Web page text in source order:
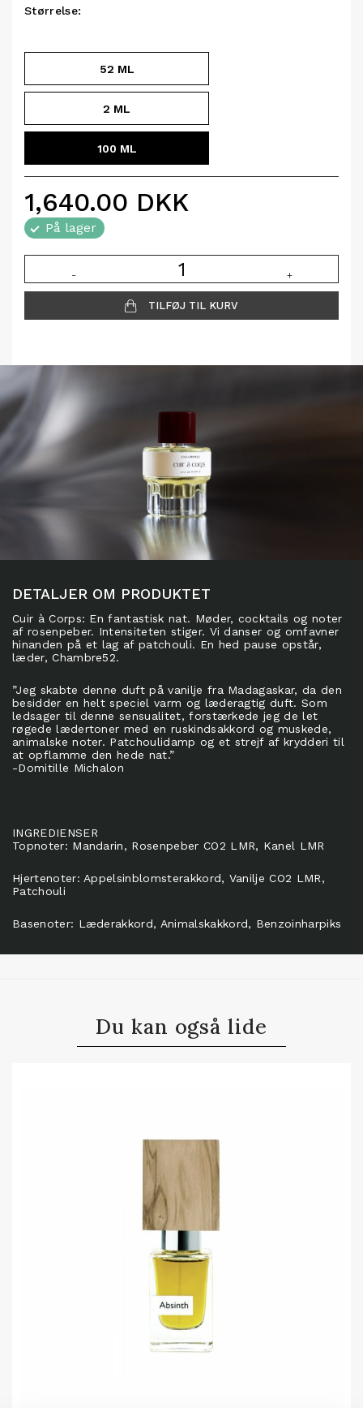
Størrelse:
52 ML
2 ML
100 ML
1,640.00 DKK
På lager
- +
TILFØJ TIL KURV
DETALJER OM PRODUKTET
Cuir à Corps: En fantastisk nat. Møder, cocktails og noter
af rosenpeber. Intensiteten stiger. Vi danser og omfavner
hinanden på et lag af patchouli. En hed pause opstår,
læder, Chambre52.
”Jeg skabte denne duft på vanilje fra Madagaskar, da den
besidder en helt speciel varm og læderagtig duft. Som
ledsager til denne sensualitet, forstærkede jeg de let
røgede lædertoner med en ruskindsakkord og muskede,
animalske noter. Patchoulidamp og et strejf af krydderi til
at opflamme den hede nat.”
-Domitille Michalon
INGREDIENSER
Topnoter: Mandarin, Rosenpeber CO2 LMR, Kanel LMR
Hjertenoter: Appelsinblomsterakkord, Vanilje CO2 LMR,
Patchouli
Basenoter: Læderakkord, Animalskakkord, Benzoinharpiks
Du kan også lide